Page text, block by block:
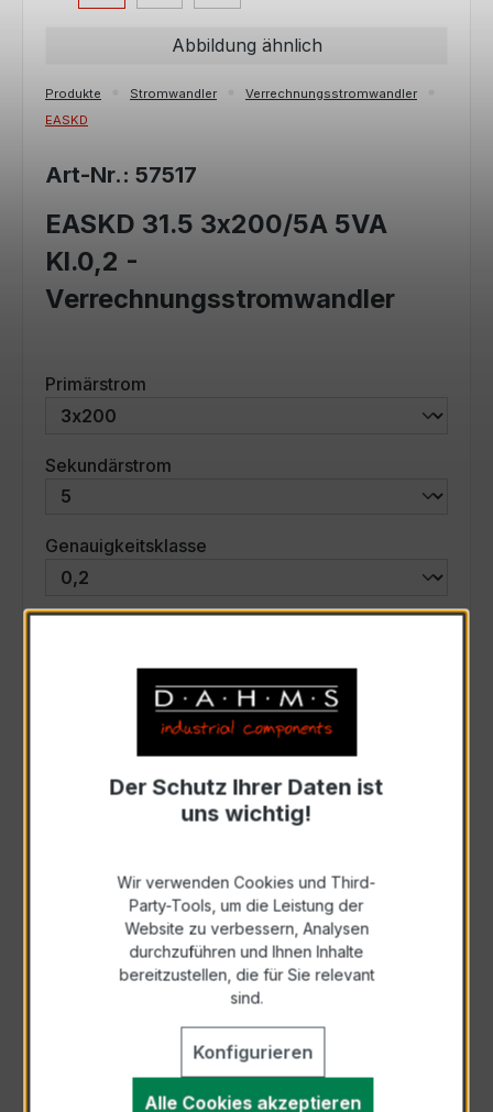
Abbildung ähnlich
Produkte Stromwandler
Verrechnungsstromwandler
EASKD
Art-Nr.: 57517
EASKD 31.5 3x200/5A 5VA
Kl.0,2 -
Verrechnungsstromwandler
Primärstrom
Sekundärstrom
Genauigkeitsklasse
Auswahl zurücksetzen
Art. Nr.:57517
Zur Sammelanfrage hinzufügen
Anfrage telefonisch
Als PDF exportieren
Der Schutz Ihrer Daten ist
uns wichtig!
Wir verwenden Cookies und Third-
Party-Tools, um die Leistung der
Website zu verbessern, Analysen
durchzuführen und Ihnen Inhalte
bereitzustellen, die für Sie relevant
sind.
Konfigurieren
Alle Cookies akzeptieren